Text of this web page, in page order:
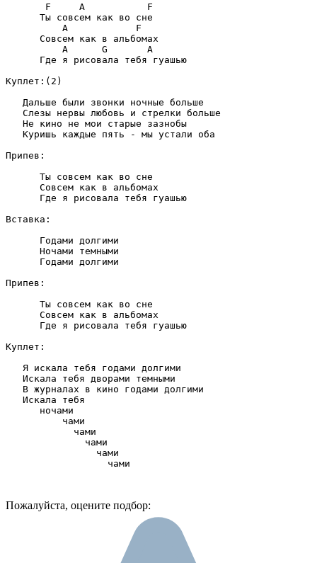
       F     A           F
      Ты совсем как во сне
          A            F
      Совсем как в альбомах
          A      G       A
      Где я рисовала тебя гуашью
Куплет:(2)
   Дальше были звонки ночные больше
   Слезы нервы любовь и стрелки больше
   Не кино не мои старые зазнобы
   Куришь каждые пять - мы устали оба
Припев:
      Ты совсем как во сне
      Совсем как в альбомах
      Где я рисовала тебя гуашью
Вставка:
      Годами долгими
      Ночами темными
      Годами долгими
Припев:
      Ты совсем как во сне
      Совсем как в альбомах
      Где я рисовала тебя гуашью
Куплет:
   Я искала тебя годами долгими
   Искала тебя дворами темными
   В журналах в кино годами долгими
   Искала тебя
      ночами
          чами
            чами
              чами
                чами
                  чами
Пожалуйста, оцените подбор: